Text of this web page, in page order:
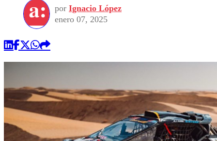
Motor
Otros Deportes
Dato Practico
Vida Social
Publicaciones en medios
Comercial
por Ignacio López
enero 07, 2025